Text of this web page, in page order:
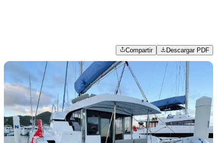
Compartir Descargar PDF